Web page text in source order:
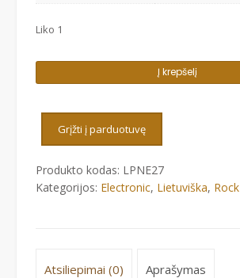
Liko 1
kiekis:
Į krepšelį
Grįžti į parduotuvę
Produkto kodas: LPNE27
Kategorijos: Electronic, Lietuviška, Rock
Atsiliepimai (0) Aprašymas